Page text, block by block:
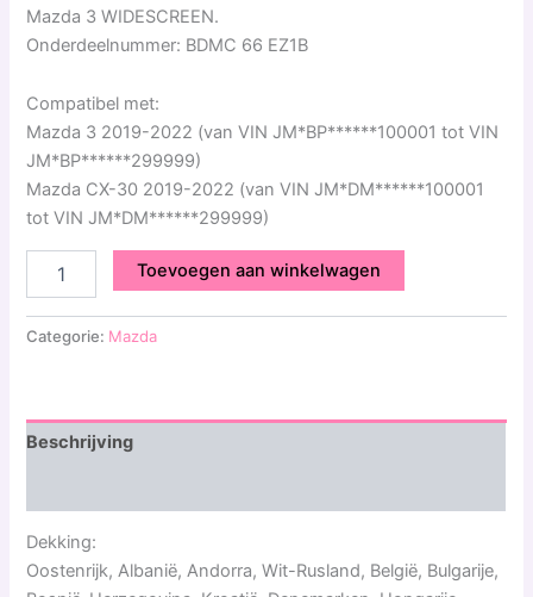
Mazda 3 WIDESCREEN.
Onderdeelnummer: BDMC 66 EZ1B
Compatibel met:
Mazda 3 2019-2022 (van VIN JM*BP******100001 tot VIN
JM*BP******299999)
Mazda CX-30 2019-2022 (van VIN JM*DM******100001
tot VIN JM*DM******299999)
Toevoegen aan winkelwagen
Categorie: Mazda
Beschrijving
Dekking:
Oostenrijk, Albanië, Andorra, Wit-Rusland, België, Bulgarije,